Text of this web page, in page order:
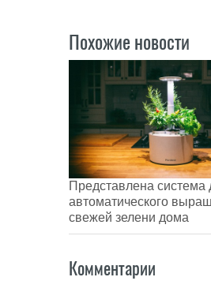
Похожие новости
Представлена система
автоматического
свежей зелени дома
Комментарии